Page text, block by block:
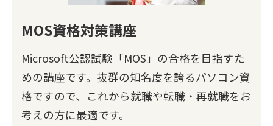
MOS資格対策講座
Microsoft公認試験「MOS」の合格を目指すた
めの講座です。抜群の知名度を誇るパソコン資
格ですので、これから就職や転職・再就職をお
考えの方に最適です。